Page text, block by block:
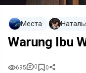
Места
Warung Ibu
695 0 0